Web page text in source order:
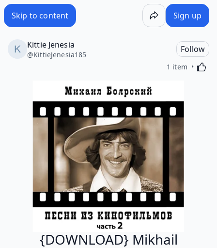
Skip to content Sign up
Kittie Jenesia
@KittieJenesia185
Follow
1 item
{DOWNLOAD} Mikhail